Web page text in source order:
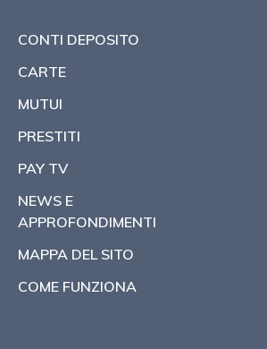
CONTI DEPOSITO
CARTE
MUTUI
PRESTITI
PAY TV
NEWS E
APPROFONDIMENTI
MAPPA DEL SITO
COME FUNZIONA